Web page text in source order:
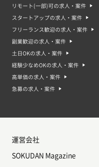
リモート(一部)可の求人・案件
スタートアップの求人・案件
フリーランス歓迎の求人・案件
副業歓迎の求人・案件
土日OKの求人・案件
経験少なめOKの求人・案件
高単価の求人・案件
急募の求人・案件
運営会社
SOKUDAN Magazine